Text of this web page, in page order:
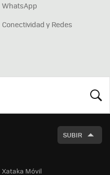
WhatsApp
Conectividad y Redes
SUBIR
Xataka Móvil